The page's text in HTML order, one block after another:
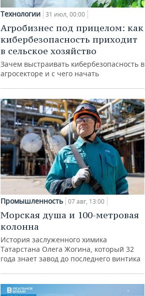
Технологии 31 июл, 00:00
Агробизнес под прицелом: как
кибербезопасность приходит
в сельское хозяйство
Зачем выстраивать кибербезопасность в
агросекторе и с чего начать
Промышленность 07 авг, 13:00
Морская душа и 100-метровая
колонна
История заслуженного химика
Татарстана Олега Жогина, который 32
года знает завод до последнего винтика